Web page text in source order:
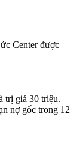
Center được
trị giá 30 triệu.
nợ gốc trong 12